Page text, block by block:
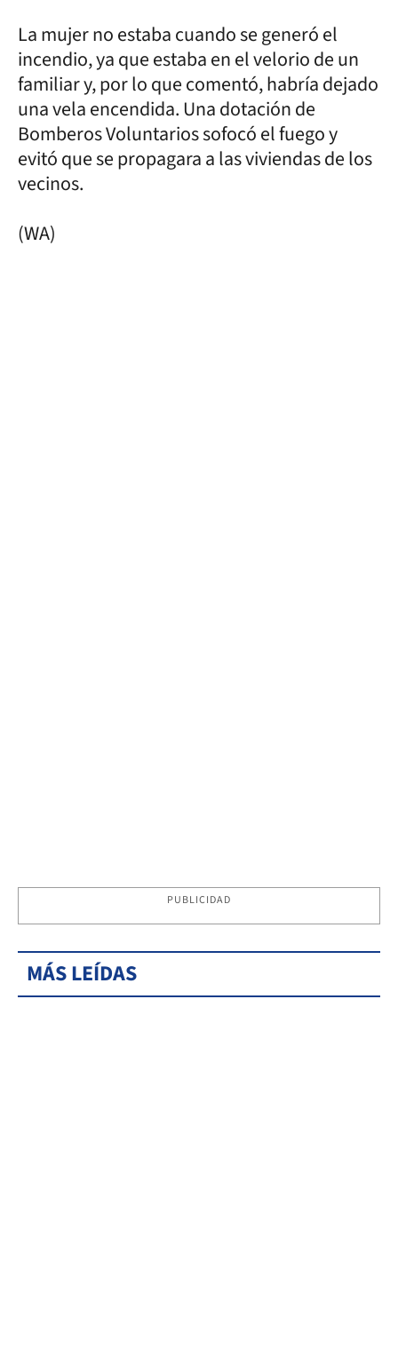
La mujer no estaba cuando se generó el
incendio, ya que estaba en el velorio de un
familiar y, por lo que comentó, habría dejado
una vela encendida. Una dotación de
Bomberos Voluntarios sofocó el fuego y
evitó que se propagara a las viviendas de los
vecinos.
(WA)
PUBLICIDAD
MÁS LEÍDAS